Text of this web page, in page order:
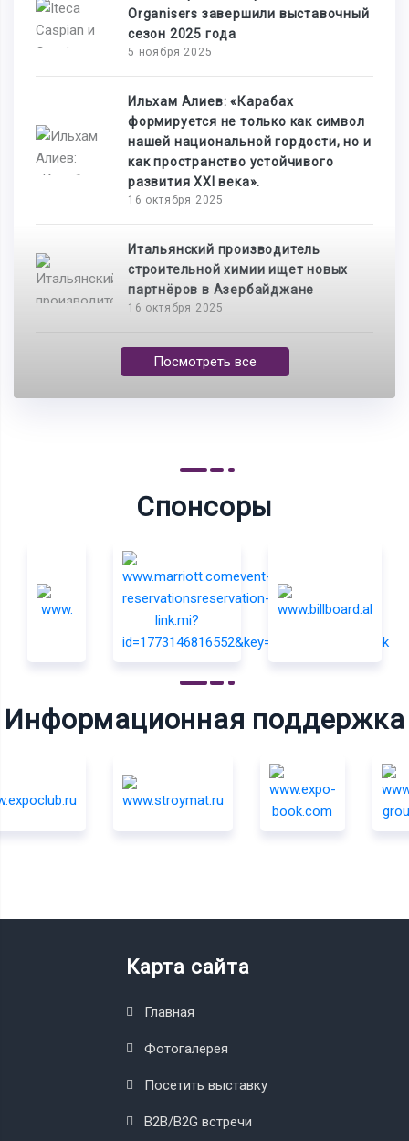
Organisers завершили выставочный
сезон 2025 года
5 ноября 2025
Ильхам Алиев: «Карабах
формируется не только как символ
нашей национальной гордости, но и
как пространство устойчивого
развития XXI века».
16 октября 2025
Итальянский производитель
строительной химии ищет новых
партнёров в Азербайджане
16 октября 2025
Посмотреть все
Спонсоры
Информационная поддержка
Карта сайта
Главная
Фотогалерея
Посетить выставку
B2B/B2G встречи